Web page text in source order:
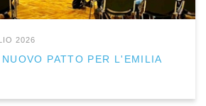
2026
NUOVO PATTO PER L'EMILIA